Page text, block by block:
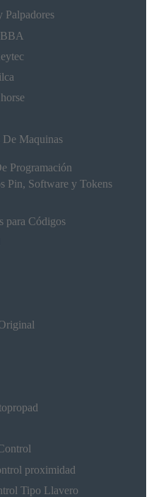
Palpadores
De Maquinas
Programación
Pin, Software y Tokens
para Códigos
proximidad
Tipo Llavero